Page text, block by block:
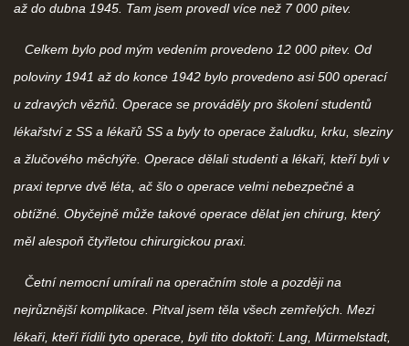
až do dubna 1945. Tam jsem provedl více než 7 000 pitev.
Celkem bylo pod mým vedením provedeno 12 000 pitev. Od
poloviny 1941 až do konce 1942 bylo provedeno asi 500 operací
u zdravých vězňů. Operace se prováděly pro školení studentů
lékařství z SS a lékařů SS a byly to operace žaludku, krku, sleziny
a žlučového měchýře. Operace dělali studenti a lékaři, kteří byli v
praxi teprve dvě léta, ač šlo o operace velmi nebezpečné a
obtížné. Obyčejně může takové operace dělat jen chirurg, který
měl alespoň čtyřletou chirurgickou praxi.
Četní nemocní umírali na operačním stole a později na
nejrůznější komplikace. Pitval jsem těla všech zemřelých. Mezi
lékaři, kteří řídili tyto operace, byli tito doktoři: Lang, Mürmelstadt,